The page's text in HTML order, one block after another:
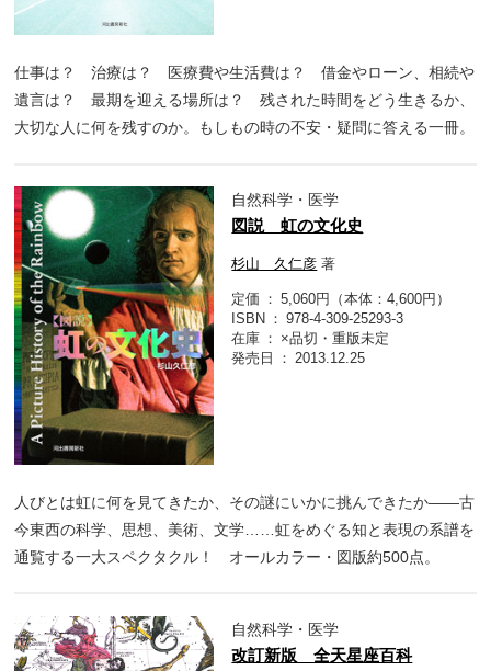
仕事は？ 治療は？ 医療費や生活費は？ 借金やローン、相続や
遺言は？ 最期を迎える場所は？ 残された時間をどう生きるか、
大切な人に何を残すのか。もしもの時の不安・疑問に答える一冊。
自然科学・医学
図説 虹の文化史
杉山 久仁彦 著
定価
5,060円（本体：4,600円）
ISBN
978-4-309-25293-3
在庫
×品切・重版未定
発売日
2013.12.25
人びとは虹に何を見てきたか、その謎にいかに挑んできたか――古
今東西の科学、思想、美術、文学……虹をめぐる知と表現の系譜を
通覧する一大スペクタクル！ オールカラー・図版約500点。
自然科学・医学
改訂新版 全天星座百科